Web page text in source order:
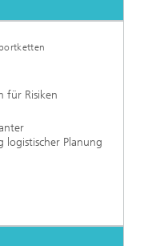
für Risiken
logistischer Planung